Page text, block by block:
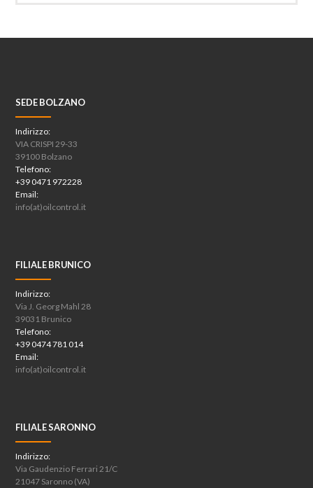
SEDE BOLZANO
Indirizzo:
VIA CRISPI 29-33
39100 Bolzano
Telefono:
+39 0471 972228
Email:
info(at)oilcontrol.it
FILIALE BRUNICO
Indirizzo:
Via J. Georg Mahl 28
39031 Brunico
Telefono:
+39 0474 781 014
Email:
info(at)oilcontrol.it
FILIALE SARONNO
Indirizzo:
Via Gaudenzio Ferrari 21/C
21047 Saronno (VA)